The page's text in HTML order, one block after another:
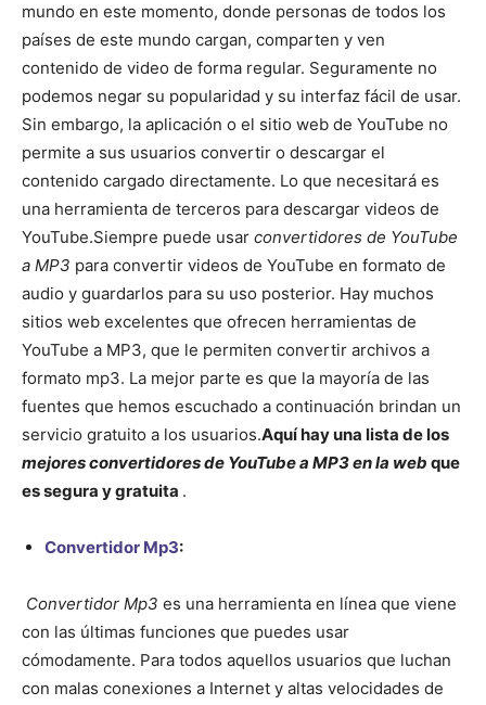
mundo en este momento, donde personas de todos los
países de este mundo cargan, comparten y ven
contenido de video de forma regular. Seguramente no
podemos negar su popularidad y su interfaz fácil de usar.
Sin embargo, la aplicación o el sitio web de YouTube no
permite a sus usuarios convertir o descargar el
contenido cargado directamente. Lo que necesitará es
una herramienta de terceros para descargar videos de
YouTube.Siempre puede usar convertidores de YouTube
a MP3 para convertir videos de YouTube en formato de
audio y guardarlos para su uso posterior. Hay muchos
sitios web excelentes que ofrecen herramientas de
YouTube a MP3, que le permiten convertir archivos a
formato mp3. La mejor parte es que la mayoría de las
fuentes que hemos escuchado a continuación brindan un
servicio gratuito a los usuarios.Aquí hay una lista de los
mejores convertidores de YouTube a MP3 en la web que
es segura y gratuita .
Convertidor Mp3:
Convertidor Mp3 es una herramienta en línea que viene
con las últimas funciones que puedes usar
cómodamente. Para todos aquellos usuarios que luchan
con malas conexiones a Internet y altas velocidades de